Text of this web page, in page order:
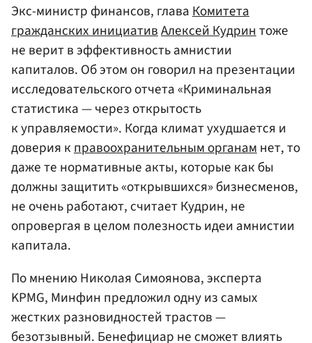
Экс-министр финансов, глава Комитета
гражданских инициативАлексей Кудринтоже
не верит в эффективность амнистии
капиталов. Об этом он говорил на презентации
исследовательского отчета «Криминальная
статистика — через открытость
к управляемости». Когда климат ухудшается и
доверия к правоохранительным органам нет, то
даже те нормативные акты, которые как бы
должны защитить «открывшихся» бизнесменов,
не очень работают, считает Кудрин, не
опровергая в целом полезность идеи амнистии
капитала.
По мнению Николая Симоянова, эксперта
KPMG, Минфин предложил одну из самых
жестких разновидностей трастов —
безотзывный. Бенефициар не сможет влиять